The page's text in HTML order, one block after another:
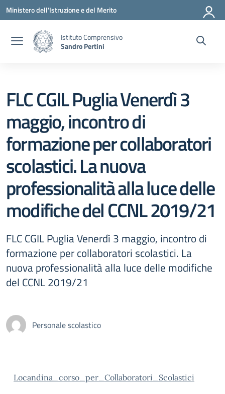
Vai ai contenuti
Vai al menu di navigazione
Vai al footer
Ministero dell'Istruzione e del Merito
Istituto Comprensivo
Sandro Pertini
FLC CGIL Puglia Venerdì 3
maggio, incontro di
formazione per collaboratori
scolastici. La nuova
professionalità alla luce delle
modifiche del CCNL 2019/21
FLC CGIL Puglia Venerdì 3 maggio, incontro di
formazione per collaboratori scolastici. La
nuova professionalità alla luce delle modifiche
del CCNL 2019/21
Personale scolastico
Locandina_corso_per_Collaboratori_Scolastici